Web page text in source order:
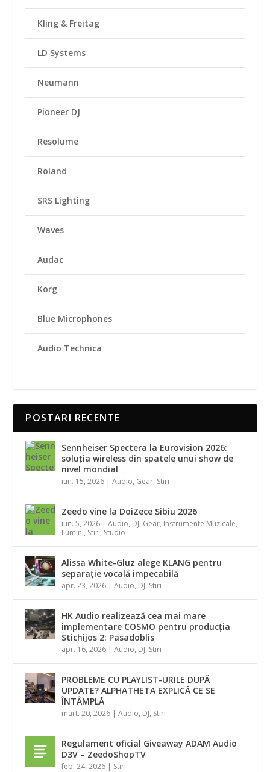
Kling & Freitag
LD Systems
Neumann
Pioneer DJ
Resolume
Roland
SRS Lighting
Waves
Audac
Korg
Blue Microphones
Audio Technica
POSTARI RECENTE
Sennheiser Spectera la Eurovision 2026:
soluția wireless din spatele unui show de
nivel mondial
iun. 15, 2026 |Audio, Gear, Stiri
Zeedo vine la DoiZece Sibiu 2026
iun. 5, 2026 |Audio, DJ, Gear, Instrumente Muzicale,
Lumini, Stiri, Studio
Alissa White-Gluz alege KLANG pentru
separație vocală impecabilă
apr. 23, 2026 |Audio, DJ, Stiri
HK Audio realizează cea mai mare
implementare COSMO pentru producția
Stichijos 2: Pasadoblis
apr. 16, 2026 |Audio, DJ, Stiri
PROBLEME CU PLAYLIST-URILE DUPĂ
UPDATE? ALPHATHETA EXPLICĂ CE SE
ÎNTÂMPLĂ
mart. 20, 2026 |Audio, DJ, Stiri
Regulament oficial Giveaway ADAM Audio
D3V – ZeedoShopTV
feb. 24, 2026 | Stiri